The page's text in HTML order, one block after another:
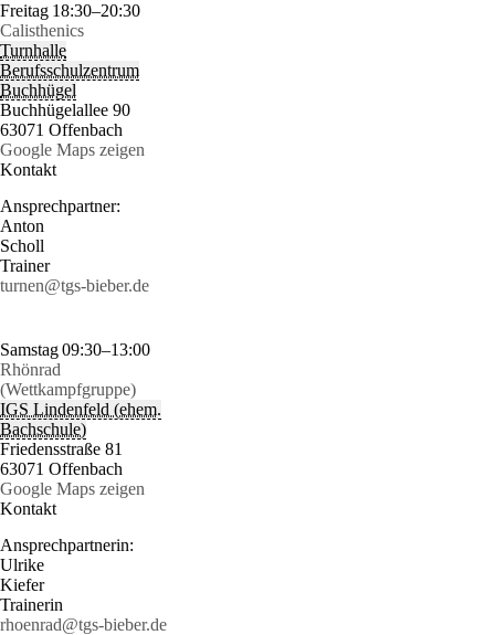
Freitag 18:30–20:30
Calisthenics
Turnhalle
Berufsschulzentrum
Buchhügel
Buchhügelallee 90
63071 Offenbach
Google Maps zeigen
Kontakt
Ansprechpartner:
Anton
Scholl
Trainer
turnen@tgs-bieber.de
Samstag09:30–13:00
Rhönrad
(Wettkampfgruppe)
IGS Lindenfeld (ehem.
Bachschule)
Friedensstraße 81
63071 Offenbach
Google Maps zeigen
Kontakt
Ansprechpartnerin:
Ulrike
Kiefer
Trainerin
rhoenrad@tgs-bieber.de